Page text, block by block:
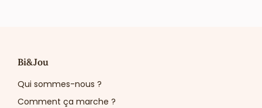
Bi&Jou
Qui sommes-nous ?
Comment ça marche ?